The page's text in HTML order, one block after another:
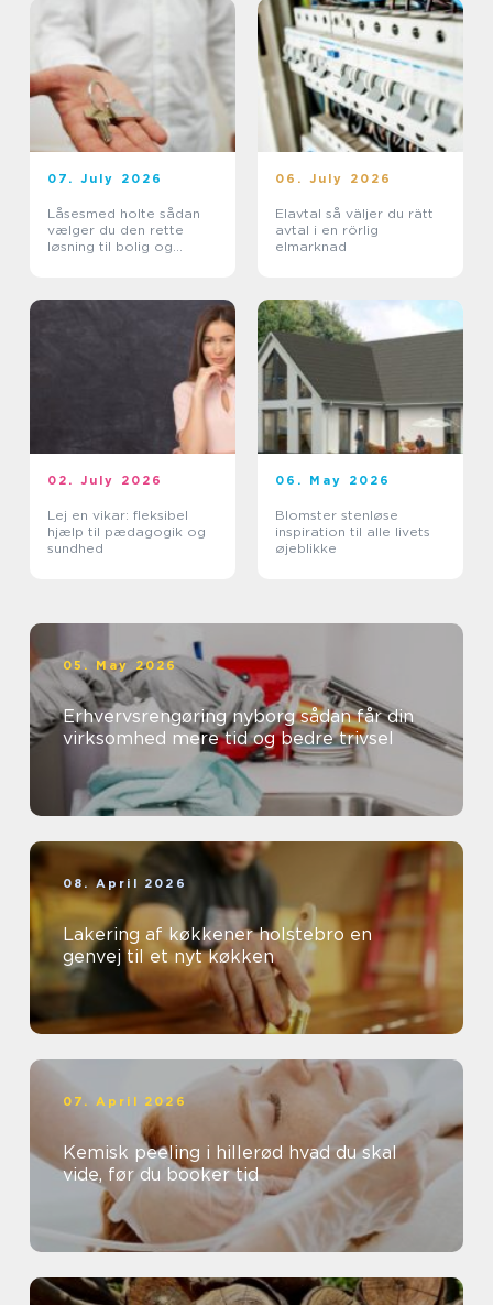
07. July 2026
Låsesmed holte sådan
vælger du den rette
løsning til bolig og
06. July 2026
Elavtal så väljer du rätt
avtal i en rörlig
elmarknad
02. July 2026
Lej en vikar: fleksibel
hjælp til pædagogik og
sundhed
06. May 2026
Blomster stenløse
inspiration til alle livets
øjeblikke
05. May 2026
Erhvervsrengøring nyborg sådan får din
virksomhed mere tid og bedre trivsel
08. April 2026
Lakering af køkkener holstebro en
genvej til et nyt køkken
07. April 2026
Kemisk peeling i hillerød hvad du skal
vide, før du booker tid